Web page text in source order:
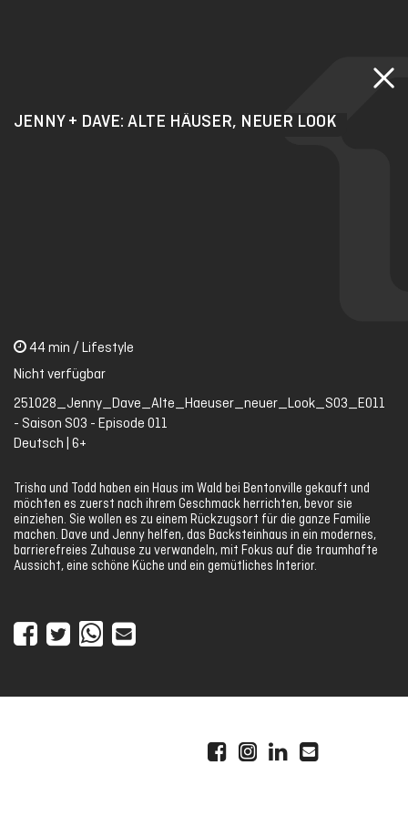
JENNY + DAVE: ALTE HÄUSER, NEUER LOOK
44 min / Lifestyle
Nicht verfügbar
251028_Jenny_Dave_Alte_Haeuser_neuer_Look_S03_E011
- Saison S03 - Episode 011
Deutsch | 6+
Trisha und Todd haben ein Haus im Wald bei Bentonville gekauft und
möchten es zuerst nach ihrem Geschmack herrichten, bevor sie
einziehen. Sie wollen es zu einem Rückzugsort für die ganze Familie
machen. Dave und Jenny helfen, das Backsteinhaus in ein modernes,
barrierefreies Zuhause zu verwandeln, mit Fokus auf die traumhafte
Aussicht, eine schöne Küche und ein gemütliches Interior.